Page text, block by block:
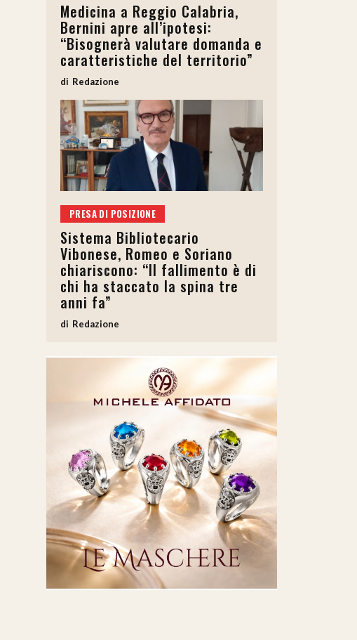
Medicina a Reggio Calabria,
Bernini apre all’ipotesi:
“Bisognerà valutare domanda e
caratteristiche del territorio”
Redazione
PRESA DI POSIZIONE
Sistema Bibliotecario
Vibonese, Romeo e Soriano
chiariscono: “Il fallimento è di
chi ha staccato la spina tre
anni fa”
Redazione